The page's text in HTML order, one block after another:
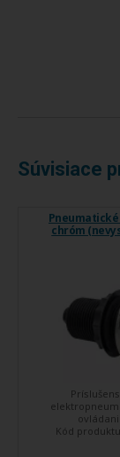
Súvisiace
chróm
Kód